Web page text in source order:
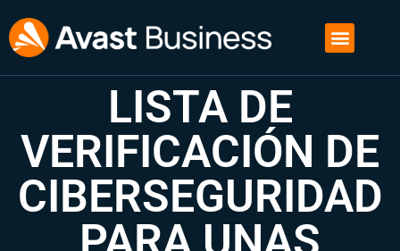
LISTA DE
VERIFICACIÓN DE
CIBERSEGURIDAD